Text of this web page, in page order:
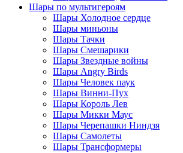
Шары по мультигероям
Шары Холодное сердце
Шары миньоны
Шары Тачки
Шары Смешарики
Шары Звездные войны
Шары Angry Birds
Шары Человек паук
Шары Винни-Пух
Шары Король Лев
Шары Микки Маус
Шары Черепашки Ниндзя
Шары Самолеты
Шары Трансформеры